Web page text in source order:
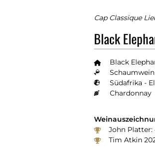
Cap Classique
Black
Black
Südafrika -
Chardonnay
John Platter:
Tim Atkin